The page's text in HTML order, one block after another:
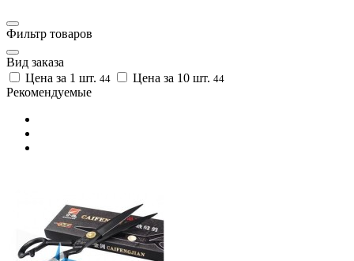
Фильтр товаров
Вид заказа
Цена за 1 шт. 44 Цена за 10 шт. 44
Рекомендуемые